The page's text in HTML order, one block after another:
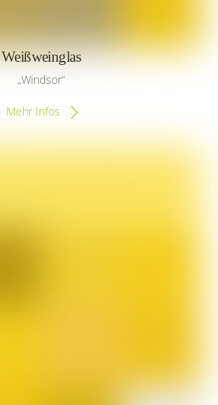
Weißweinglas
„Windsor“
Mehr Infos